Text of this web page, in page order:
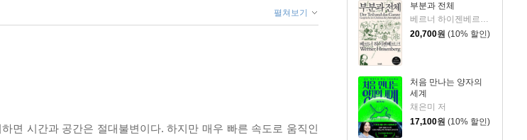
부분과 전체
베르너 하이젠베르크 저/유영미 역/김재영 감수
20,700원 (10% 할인)
처음 만나는 양자의
세계
채은미 저
17,100원 (10% 할인)
펼쳐보기
면 시간과 공간은 절대불변이다. 하지만 매우 빠른 속도로 움직인